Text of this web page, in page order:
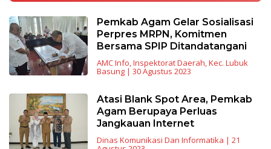
Pemkab Agam Gelar Sosialisasi
Perpres MRPN, Komitmen
Bersama SPIP Ditandatangani
AMC Info,Inspektorat Daerah,Kec. Lubuk
Basung| 30 Agustus 2023
Atasi Blank Spot Area, Pemkab
Agam Berupaya Perluas
Jangkauan Internet
Dinas Komunikasi Dan Informatika | 21